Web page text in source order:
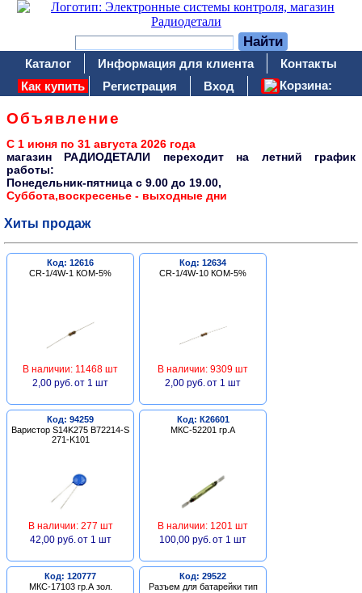
Каталог Информация для клиента
Контакты
Как купить
Регистрация Вход Корзина:
Объявление
С 1 июня по 31 августа 2026 года
магазин РАДИОДЕТАЛИ переходит на летний график
работы:
Понедельник-пятница c 9.00 до 19.00,
Суббота,воскресенье - выходные дни
Хиты продаж
Код: 12616
CR-1/4W-1 КОМ-5%
В наличии: 11468 шт
2,00 руб. от 1 шт
Код: 12634
CR-1/4W-10 КОМ-5%
В наличии: 9309 шт
2,00 руб. от 1 шт
Код: 94259
Варистор S14K275 B72214-S
271-K101
В наличии: 277 шт
42,00 руб. от 1 шт
Код: К26601
МКС-52201 гр.А
В наличии: 1201 шт
100,00 руб. от 1 шт
Код: 120777
МКС-17103 гр.А зол.
Код: 29522
Разъем для батарейки тип